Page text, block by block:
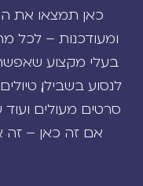
כאן תמצאו את
ומעודכנות – לכל
בעלי מקצוע
לנסוע בשבילן,
סרטים מעולים ועוד
אם זה כאן – זה